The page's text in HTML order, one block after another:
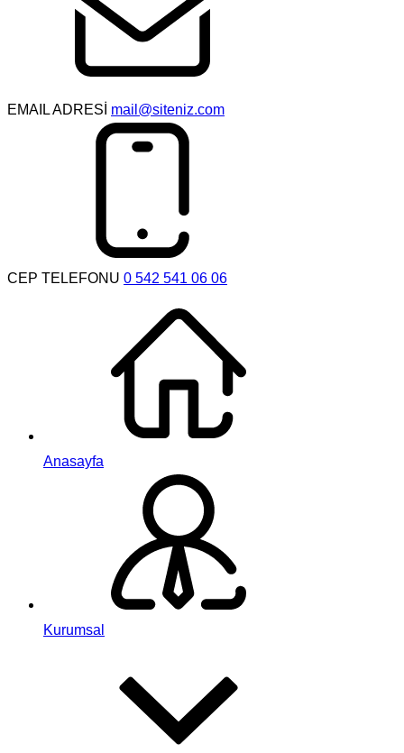
EMAIL ADRESİ mail@siteniz.com
CEP TELEFONU 0 542 541 06 06
Anasayfa
Kurumsal